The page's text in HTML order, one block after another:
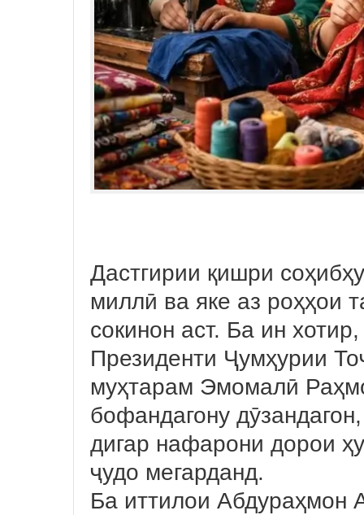
Дастгирии қишри
миллӣ ва яке аз роҳҳои
сокинон аст. Ба ин
Президенти Ҷумҳурии
муҳтарам Эмомалӣ
бофандагону
дигар нафарони дорои
ҷудо мегарданд.
Ба иттилои Абдураҳмон